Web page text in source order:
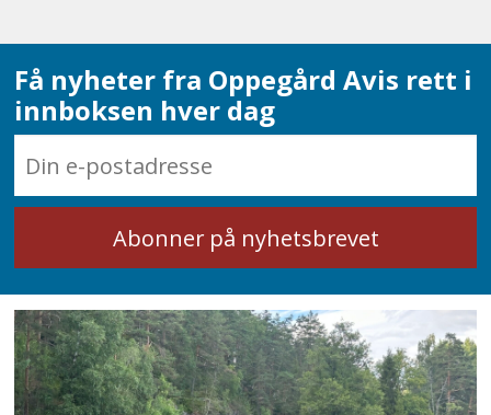
Få nyheter fra Oppegård Avis rett i
innboksen hver dag